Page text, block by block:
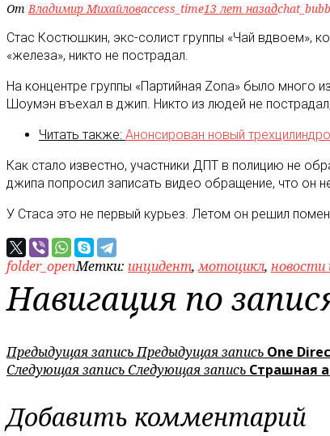
ОтВладимир Михайловaccess_time13 лет назад
Стас Костюшкин, экс-солист группы «Чай вдвоем»,
«железа», никто не пострадал.
На концентре группы «Партийная Zona» было
Шоумэн въехал в джип. Никто из людей не
Читать также: Анонсирован новый
Как стало известно, участники ДПТ в полицию не
джипа попросил записать видео обращение, что он
У Стаса это не первый курьез. Летом он решил
folder_openМетки: инцидент,мотоцикл, новости
Навигация по
Предыдущая записьПредыдущая запись One
Следующая запись Следующая запись Страшная
Добавить комментарий